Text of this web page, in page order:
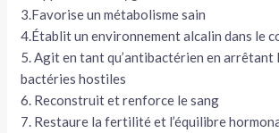
3.Favorise un métabolisme sain
4.Établit un environnement alcalin dans le
5. Agit en tant qu’antibactérien en arrêtant
bactéries hostiles
6. Reconstruit et renforce le sang
7. Restaure la fertilité et l’équilibre